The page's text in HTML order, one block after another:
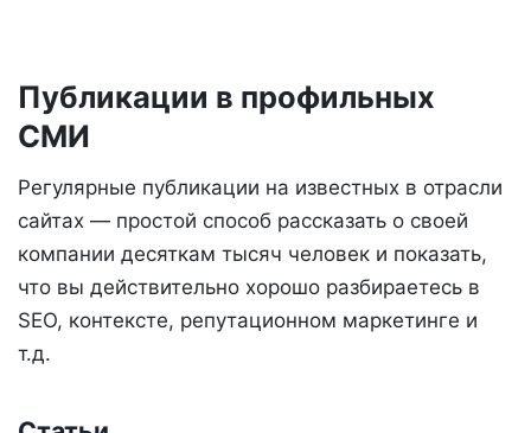
Публикации в профильных
СМИ
Регулярные публикации на известных в отрасли
сайтах — простой способ рассказать о своей
компании десяткам тысяч человек и показать,
что вы действительно хорошо разбираетесь в
SEO, контексте, репутационном маркетинге и
т.д.